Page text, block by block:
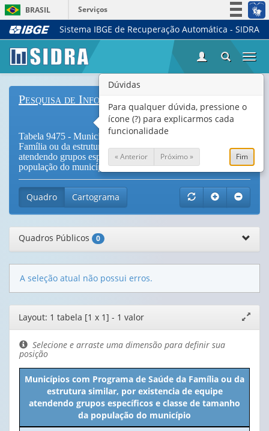
BRASIL
Serviços
Simplifique!
Acesso à informação
Canais
Sistema IBGE de Recuperação Automática - SIDRA
Pesquisa de Informações Básicas Municipais
Tabela 9475 - Municípios com Programa de Saúde da
Família ou da estrutura similar, por existencia de equipe
atendendo grupos específicos e classe de tamanho da
população do município
Quadro Cartograma
Quadros Públicos 0
A seleção atual não possui erros.
Editor
de
layout
janela
Layout: 1 tabela [1 x 1] - 1 valor
Selecione e arraste uma dimensão para definir sua
posição
Municípios com Programa de Saúde da Família ou da
estrutura similar, por existencia de equipe
atendendo grupos específicos e classe de tamanho
da população do município
Dúvidas
Para qualquer dúvida, pressione o
ícone (?) para explicarmos cada
funcionalidade
« Anterior Próximo » Fim